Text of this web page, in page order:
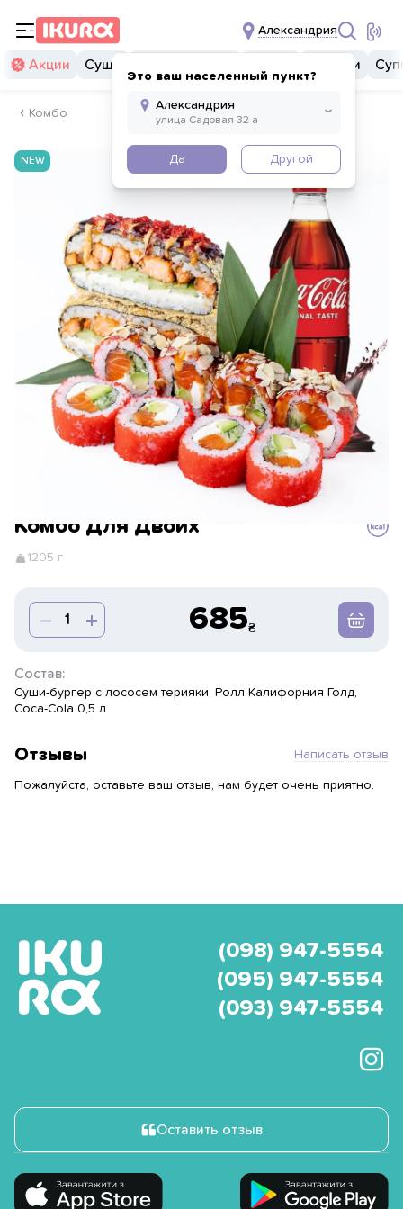
Александрия
Это ваш населенный пункт?
Да Другой
Акции Суши Закуски
Комбо
NEW
Комбо Для Двоих
1205 г
685
Состав:
Суши-бургер с лососем терияки, Ролл Калифорния Голд,
Coca-Cola 0,5 л
Отзывы Написать отзыв
Пожалуйста, оставьте ваш отзыв, нам будет очень приятно.
(098) 947-5554
(095) 947-5554
(093) 947-5554
Оставить отзыв